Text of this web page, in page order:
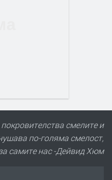
смелите и
по-голяма смелост,
самите нас -Дейвид Хюм